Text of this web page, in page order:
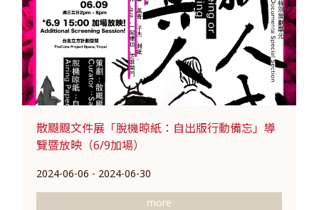
散颼颼文件展「脫機晾紙：自出版行動備忘」導
覽暨放映（6/9加場）
2024-06-06 - 2024-06-30
more